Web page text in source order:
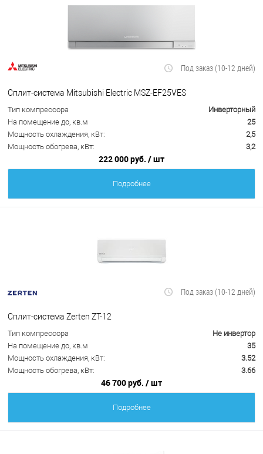
Под заказ (10-12 дней)
Сплит-система Mitsubishi Electric MSZ-EF25VES
Тип компрессора
Инверторный
На помещение до, кв.м
25
Мощность охлаждения, кВт:
2,5
Мощность обогрева, кВт:
3,2
222 000 руб. / шт
Подробнее
Под заказ (10-12 дней)
Сплит-система Zerten ZT-12
Тип компрессора
Не инвертор
На помещение до, кв.м
35
Мощность охлаждения, кВт:
3.52
Мощность обогрева, кВт:
3.66
46 700 руб. / шт
Подробнее